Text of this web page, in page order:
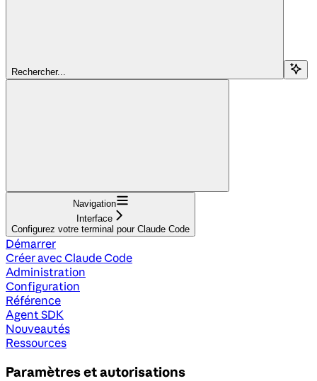
Rechercher...
Navigation
Interface
Configurez votre terminal pour Claude Code
Démarrer
Créer avec Claude Code
Administration
Configuration
Référence
Agent SDK
Nouveautés
Ressources
Paramètres et autorisations